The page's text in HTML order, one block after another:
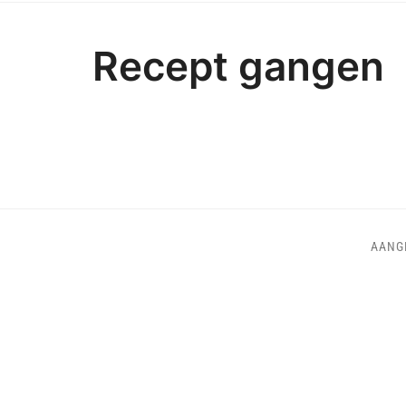
Recept gangen